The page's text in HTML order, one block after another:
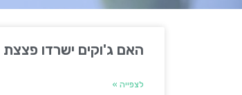
האם ג'וקים ישרדו
לצפייה »